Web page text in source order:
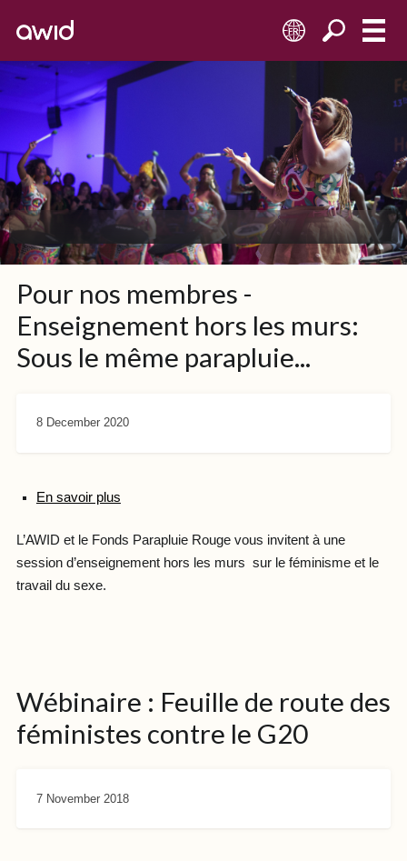
FR
Pour nos membres -
Enseignement hors les murs:
Sous le même parapluie...
8 December 2020
En savoir plus
L’AWID et le Fonds Parapluie Rouge vous invitent à une
session d’enseignement hors les murs sur le féminisme et le
travail du sexe.
Wébinaire : Feuille de route des
féministes contre le G20
7 November 2018